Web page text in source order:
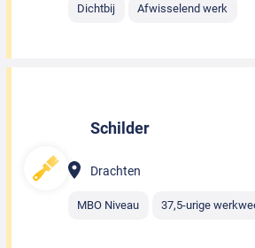
Dichtbij Afwisselend werk
Schilder
Drachten
MBO Niveau 37,5-urige